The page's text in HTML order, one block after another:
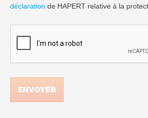
déclaration de HAPERT relative à la
ENVOYER